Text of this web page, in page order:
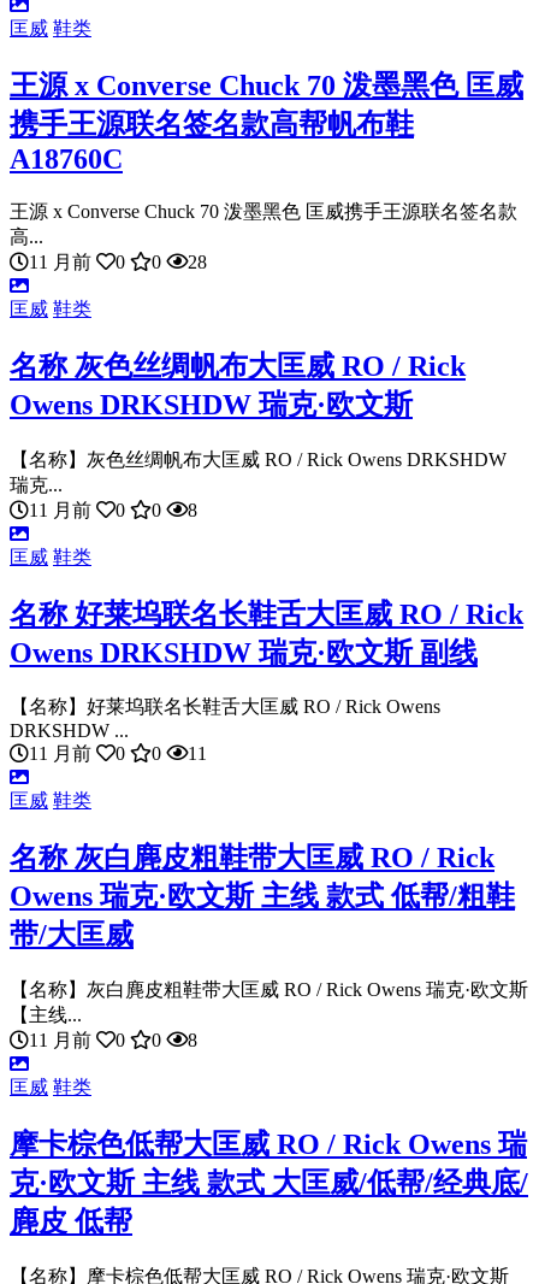
匡威 鞋类
王源 x Converse Chuck 70 泼墨黑色 匡威
携手王源联名签名款高帮帆布鞋
A18760C
王源 x Converse Chuck 70 泼墨黑色 匡威携手王源联名签名款
高...
11 月前
0 0 28
匡威 鞋类
名称 灰色丝绸帆布大匡威 RO / Rick
Owens DRKSHDW 瑞克·欧文斯
【名称】灰色丝绸帆布大匡威 RO / Rick Owens DRKSHDW
瑞克...
11 月前
0 0 8
匡威 鞋类
名称 好莱坞联名长鞋舌大匡威 RO / Rick
Owens DRKSHDW 瑞克·欧文斯 副线
【名称】好莱坞联名长鞋舌大匡威 RO / Rick Owens
DRKSHDW ...
11 月前
0 0 11
匡威 鞋类
名称 灰白麂皮粗鞋带大匡威 RO / Rick
Owens 瑞克·欧文斯 主线 款式 低帮/粗鞋
带/大匡威
【名称】灰白麂皮粗鞋带大匡威 RO / Rick Owens 瑞克·欧文斯
【主线...
11 月前
0 0 8
匡威 鞋类
摩卡棕色低帮大匡威 RO / Rick Owens 瑞
克·欧文斯 主线 款式 大匡威/低帮/经典底/
麂皮 低帮
【名称】摩卡棕色低帮大匡威 RO / Rick Owens 瑞克·欧文斯